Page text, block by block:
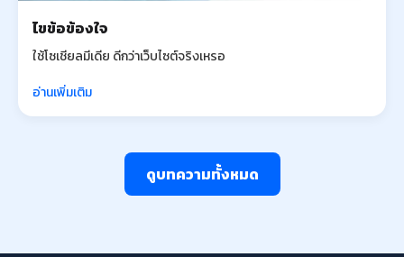
ไขข้อข้องใจ
ใช้โซเชียลมีเดีย ดีกว่าเว็บไซต์จริงเหรอ
อ่านเพิ่มเติม
ดูบทความทั้งหมด